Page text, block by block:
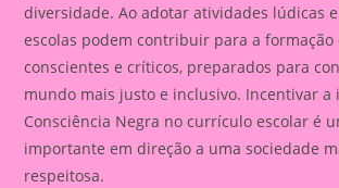
diversidade. Ao adotar atividades lúdicas
escolas podem contribuir para a formação
conscientes e críticos, preparados para
mundo mais justo e inclusivo. Incentivar a
Consciência Negra no currículo escolar é
importante em direção a uma sociedade
respeitosa.